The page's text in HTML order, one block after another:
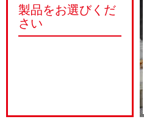
製品をお選びくだ
さい